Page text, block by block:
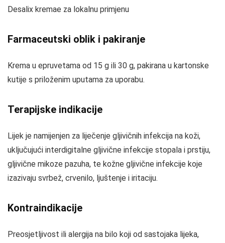
Desalix kremae za lokalnu primjenu
Farmaceutski oblik i pakiranje
Krema u epruvetama od 15 g ili 30 g, pakirana u kartonske
kutije s priloženim uputama za uporabu.
Terapijske indikacije
Lijek je namijenjen za liječenje gljivičnih infekcija na koži,
uključujući interdigitalne gljivične infekcije stopala i prstiju,
gljivične mikoze pazuha, te kožne gljivične infekcije koje
izazivaju svrbež, crvenilo, ljuštenje i iritaciju.
Kontraindikacije
Preosjetljivost ili alergija na bilo koji od sastojaka lijeka,